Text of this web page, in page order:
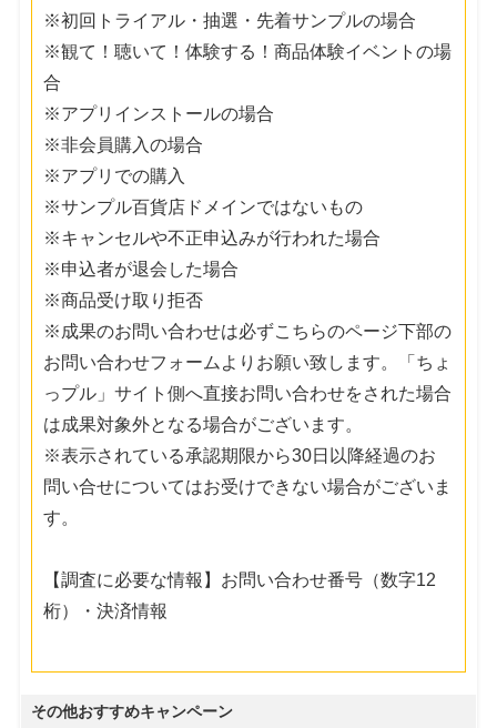
※初回トライアル・抽選・先着サンプルの場合
※観て！聴いて！体験する！商品体験イベントの場
合
※アプリインストールの場合
※非会員購入の場合
※アプリでの購入
※サンプル百貨店ドメインではないもの
※キャンセルや不正申込みが行われた場合
※申込者が退会した場合
※商品受け取り拒否
※成果のお問い合わせは必ずこちらのページ下部の
お問い合わせフォームよりお願い致します。「ちょ
っプル」サイト側へ直接お問い合わせをされた場合
は成果対象外となる場合がございます。
※表示されている承認期限から30日以降経過のお
問い合せについてはお受けできない場合がございま
す。
【調査に必要な情報】お問い合わせ番号（数字12
桁）・決済情報
その他おすすめキャンペーン